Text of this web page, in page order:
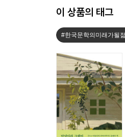
이 상품의 태그
#한국문학의미래가될